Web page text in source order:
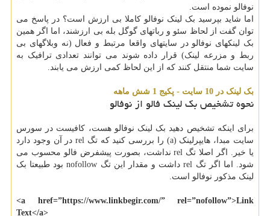
نوفالو نموده است.
اما شاید بپرسید بک لینک نوفالو کاملا بی ارزش است؟ در پاسخ می
توان گفت از لحاظ سئو و رباتهای گوگل بله بی ارزشند، اما اگر همین
بک لینکهای نوفالو در سایتهای واقعا مرتبط و فعال (نه وبلاگهای بی
ربط و مزرعه لینک) قرار داده شوند می توانند تعدادی ترافیک به
سایت شما منتقل کنند که از این لحاظ کمی ارزش می یابند.
بک لینک در 10 سایت - پکیج 1 شش ماهه
نحوه تشخیص بک لینک فالو از نوفالو
برای اینکه تشخیص دهید بک لینک نوفالو هست، کافیست در سورس
سایت مبدا، هایپرلینک (a) را بررسی کنید که تگ rel در آن وجود دارد
یا خیر. اگر اصلا تگ rel نداشت، بصورت پیشفرض فالو محسوب می
شود. اما اگر تگ rel داشت و مقدار این تگ nofollow بود طبیعتا بک
لینک مذکور نوفالو است.
<a href=”https://www.linkbegir.com/” rel=”nofollow”>Link
Text</a>